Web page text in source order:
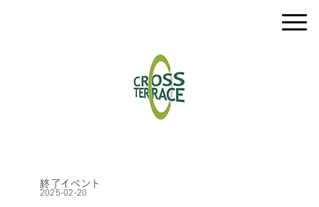
終了イベント
2025-02-20